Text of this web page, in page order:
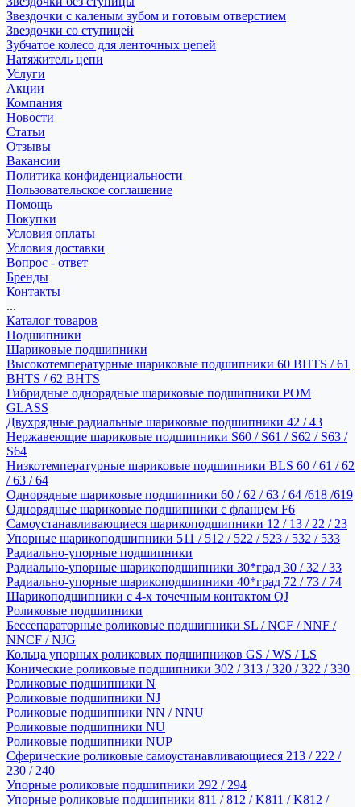
Звездочки с каленым зубом и готовым отверстием
Звездочки со ступицей
Зубчатое колесо для ленточных цепей
Натяжитель цепи
Услуги
Акции
Компания
Новости
Статьи
Отзывы
Вакансии
Политика конфиденциальности
Пользовательское соглашение
Помощь
Покупки
Условия оплаты
Условия доставки
Вопрос - ответ
Бренды
Контакты
...
Каталог товаров
Подшипники
Шариковые подшипники
Высокотемпературные шариковые подшипники 60 BHTS / 61
BHTS / 62 BHTS
Гибридные однорядные шариковые подшипники POM
GLASS
Двухрядные радиальные шариковые подшипники 42 / 43
Нержавеющие шариковые подшипники S60 / S61 / S62 / S63 /
S64
Низкотемпературные шариковые подшипники BLS 60 / 61 / 62
/ 63 / 64
Однорядные шариковые подшипники 60 / 62 / 63 / 64 /618 /619
Однорядные шариковые подшипники с фланцем F6
Самоустанавливающиеся шарикоподшипники 12 / 13 / 22 / 23
Упорные шарикоподшипники 511 / 512 / 522 / 523 / 532 / 533
Радиально-упорные подшипники
Радиально-упорные шарикоподшипники 30*град 30 / 32 / 33
Радиально-упорные шарикоподшипники 40*град 72 / 73 / 74
Шарикоподшипники с 4-х точечным контактом QJ
Роликовые подшипники
Бессепараторные роликовые подшипники SL / NCF / NNF /
NNCF / NJG
Кольца упорных роликовых подшипников GS / WS / LS
Конические роликовые подшипники 302 / 313 / 320 / 322 / 330
Роликовые подшипники N
Роликовые подшипники NJ
Роликовые подшипники NN / NNU
Роликовые подшипники NU
Роликовые подшипники NUP
Сферические роликовые самоустанавливающиеся 213 / 222 /
230 / 240
Упорные роликовые подшипники 292 / 294
Упорные роликовые подшипники 811 / 812 / K811 / K812 /